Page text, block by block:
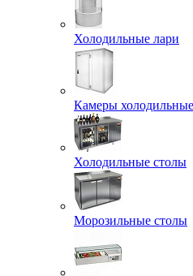
Холодильные лари
Камеры холодильные
Холодильные столы
Морозильные столы